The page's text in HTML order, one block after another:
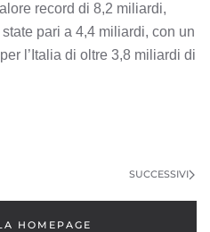
record di 8,2 miliardi,
pari a 4,4 miliardi, con un
l’Italia di oltre 3,8 miliardi di
SUCCESSIVI
HOMEPAGE